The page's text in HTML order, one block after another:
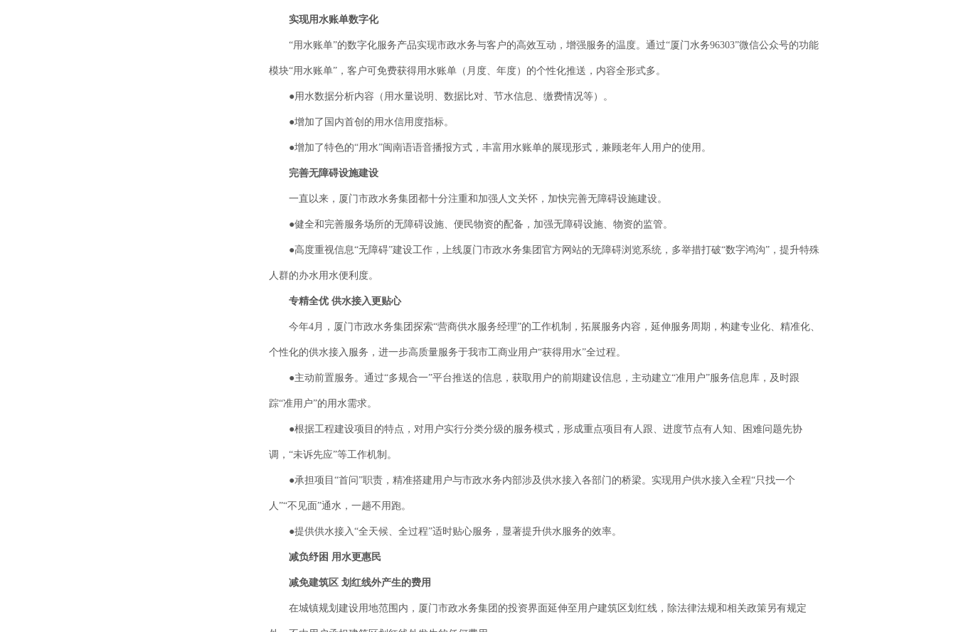
实现用水账单数字化
“用水账单”的数字化服务产品实现市政水务与客户的高效互动，增强服务的温度。通过“厦门水务96303”微信公众号的功能
模块“用水账单”，客户可免费获得用水账单（月度、年度）的个性化推送，内容全形式多。
●用水数据分析内容（用水量说明、数据比对、节水信息、缴费情况等）。
●增加了国内首创的用水信用度指标。
●增加了特色的“用水”闽南语语音播报方式，丰富用水账单的展现形式，兼顾老年人用户的使用。
完善无障碍设施建设
一直以来，厦门市政水务集团都十分注重和加强人文关怀，加快完善无障碍设施建设。
●健全和完善服务场所的无障碍设施、便民物资的配备，加强无障碍设施、物资的监管。
●高度重视信息“无障碍”建设工作，上线厦门市政水务集团官方网站的无障碍浏览系统，多举措打破“数字鸿沟”，提升特殊
人群的办水用水便利度。
专精全优 供水接入更贴心
今年4月，厦门市政水务集团探索“营商供水服务经理”的工作机制，拓展服务内容，延伸服务周期，构建专业化、精准化、
个性化的供水接入服务，进一步高质量服务于我市工商业用户“获得用水”全过程。
●主动前置服务。通过“多规合一”平台推送的信息，获取用户的前期建设信息，主动建立“准用户”服务信息库，及时跟
踪“准用户”的用水需求。
●根据工程建设项目的特点，对用户实行分类分级的服务模式，形成重点项目有人跟、进度节点有人知、困难问题先协
调，“未诉先应”等工作机制。
●承担项目“首问”职责，精准搭建用户与市政水务内部涉及供水接入各部门的桥梁。实现用户供水接入全程“只找一个
人”“不见面”通水，一趟不用跑。
●提供供水接入“全天候、全过程”适时贴心服务，显著提升供水服务的效率。
减负纾困 用水更惠民
减免建筑区 划红线外产生的费用
在城镇规划建设用地范围内，厦门市政水务集团的投资界面延伸至用户建筑区划红线，除法律法规和相关政策另有规定